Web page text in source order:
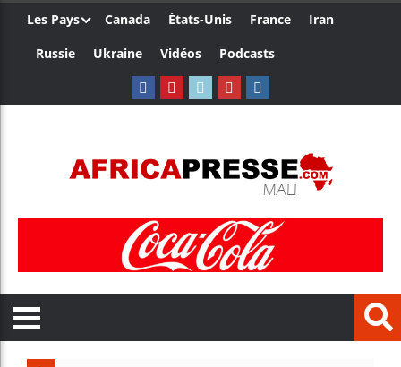
Les Pays Canada États-Unis France
Iran
Russie
Ukraine Vidéos Podcasts